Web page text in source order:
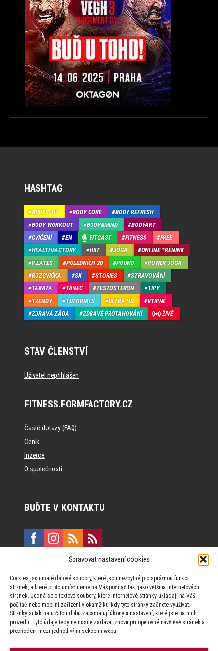
Spravovat nastavení cookies
Cookies jsou malé datové soubory, které jsou nezbytné pro správnou funkci
stránek, a které proto umísťujeme na Váš počítač tak, jako většina internetových
stránek. Jedná se o textové soubory, které internetové stránky ukládají na Váš
počítač nebo mobilní zařízení v okamžiku, kdy tyto stránky začnete využívat.
Stránky si tak na určitou dobu zapamatují úkony a nastavení, které jste na nich
provedli. Tyto údaje tedy nemusíte zadávat znovu při opětovné návštěvě stránek a
přechodem mezi jednotlivými sekcemi webu.
HASHTAG
APRÉS-FIT BODY CORE
BODY REFRESH
BODY WORKOUT
BODY&MIND
BODYART
CVIČENÍ
EN FITCAST FITNESS
FREE
HEALTHFACTORY
HIIT JÓGA
ONLINE TRÉNINK
PILATES
POLEDNÍCH 20 POUND
POWER JÓGA
ROZCVIČKA
SK STORIES
STRAVOVÁNÍ
TABATA
TANEC TESTOSTERON
TIPY
TRENDY
TUTORIALS ULTRA HD
VTIPNÉ
ZDRAVÁ ZÁDA
ZDRAVÉ PROTAHOVÁNÍ ŽIVĚ
STAV ČLENSTVÍ
Uživatel nepřihlášen
FITNESS.FORMFACTORY.CZ
Časté dotazy (FAQ)
Ceník
Inzerce
O společnosti
BUĎTE V KONTAKTU
Vinohradská 190, 130 00 Praha 3
Za publikovaný obsah odpovídají jednotliví autoři.